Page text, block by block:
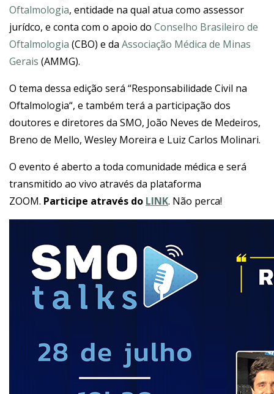
Oftalmologia, entidade na qual atua como assessor
jurídco, e conta com o apoio do Conselho Brasileiro de
Oftalmologia (CBO) e da Associação Médica de Minas
Gerais (AMMG).
O tema dessa edição será “Responsabilidade Civil na
Oftalmologia“, e também terá a participação dos
doutores e diretores da SMO, João Neves de Medeiros,
Breno de Mello, Wesley Moreira e Luiz Carlos Molinari.
O evento é aberto a toda comunidade médica e será
transmitido ao vivo através da plataforma
ZOOM. Participe através do LINK. Não perca!